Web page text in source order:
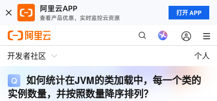
打开 APP
开发者社区 个人
如何统计在JVM的类加载中，每一个类的
实例数量，并按照数量降序排列？